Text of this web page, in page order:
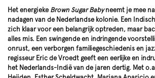
Het energieke Brown Sugar Babyneemt je mee
nadagen van de Nederlandse kolonie. Een
zich klaar voor een belangrijk optreden, maar
alles mis. Een swingende en indringende
onrust, een verborgen familiegeschiedenis en
regisseur Eric de Vroedt geeft een eerlijke en
het Nederlands-Indië van de jaren dertig. Met